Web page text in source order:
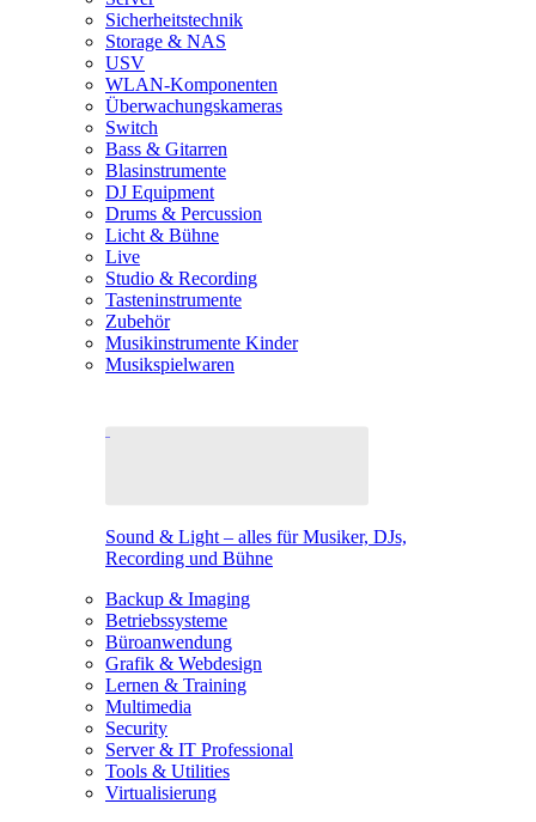
Sicherheitstechnik
Storage & NAS
USV
WLAN-Komponenten
Überwachungskameras
Switch
Bass & Gitarren
Blasinstrumente
DJ Equipment
Drums & Percussion
Licht & Bühne
Live
Studio & Recording
Tasteninstrumente
Zubehör
Musikinstrumente Kinder
Musikspielwaren
Sound & Light – alles für Musiker, DJs,
Recording und Bühne
Backup & Imaging
Betriebssysteme
Büroanwendung
Grafik & Webdesign
Lernen & Training
Multimedia
Security
Server & IT Professional
Tools & Utilities
Virtualisierung